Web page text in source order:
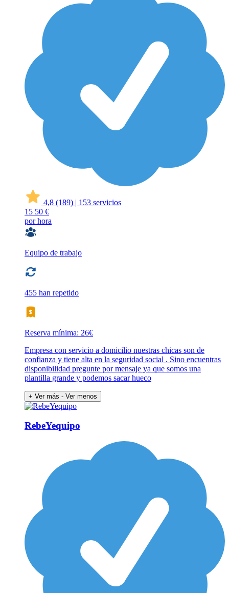
4,8 (189) | 153 servicios
15 50 €
por hora
Equipo de trabajo
455 han repetido
Reserva mínima: 26€
Empresa con servicio a domicilio nuestras chicas son de
confianza y tiene alta en la seguridad social . Sino encuentras
disponibilidad pregunte por mensaje ya que somos una
plantilla grande y podemos sacar hueco
+ Ver más - Ver menos
RebeYequipo